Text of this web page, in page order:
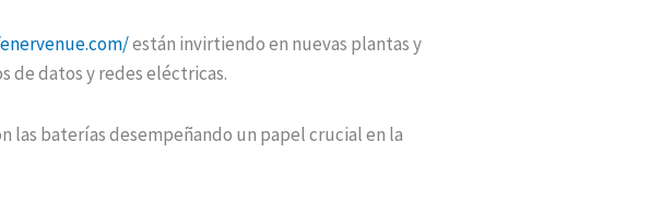
están invirtiendo en nuevas plantas y
de datos y redes eléctricas.
las baterías desempeñando un papel crucial en la